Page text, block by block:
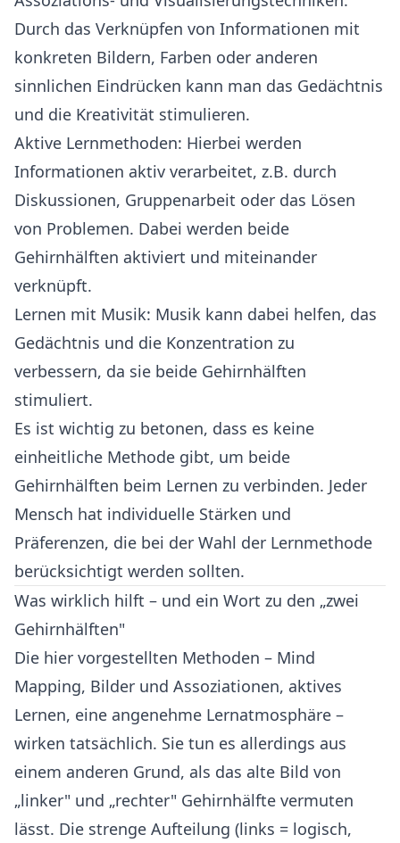
Durch das Verknüpfen von Informationen mit
konkreten Bildern, Farben oder anderen
sinnlichen Eindrücken kann man das Gedächtnis
und die Kreativität stimulieren.
Aktive Lernmethoden: Hierbei werden
Informationen aktiv verarbeitet, z.B. durch
Diskussionen, Gruppenarbeit oder das Lösen
von Problemen. Dabei werden beide
Gehirnhälften aktiviert und miteinander
verknüpft.
Lernen mit Musik: Musik kann dabei helfen, das
Gedächtnis und die Konzentration zu
verbessern, da sie beide Gehirnhälften
stimuliert.
Es ist wichtig zu betonen, dass es keine
einheitliche Methode gibt, um beide
Gehirnhälften beim Lernen zu verbinden. Jeder
Mensch hat individuelle Stärken und
Präferenzen, die bei der Wahl der Lernmethode
berücksichtigt werden sollten.
Was wirklich hilft – und ein Wort zu den „zwei
Gehirnhälften"
Die hier vorgestellten Methoden – Mind
Mapping, Bilder und Assoziationen, aktives
Lernen, eine angenehme Lernatmosphäre –
wirken tatsächlich. Sie tun es allerdings aus
einem anderen Grund, als das alte Bild von
„linker" und „rechter" Gehirnhälfte vermuten
lässt. Die strenge Aufteilung (links = logisch,